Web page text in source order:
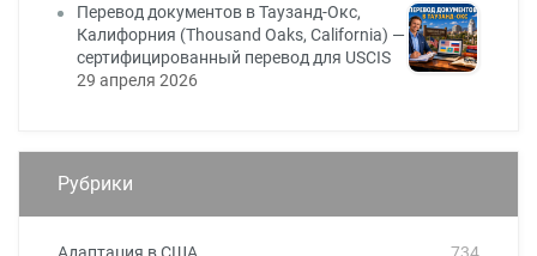
Перевод документов в Таузанд-Окс,
Калифорния (Thousand Oaks, California) —
сертифицированный перевод для USCIS
29 апреля 2026
Рубрики
Адаптация в США
734